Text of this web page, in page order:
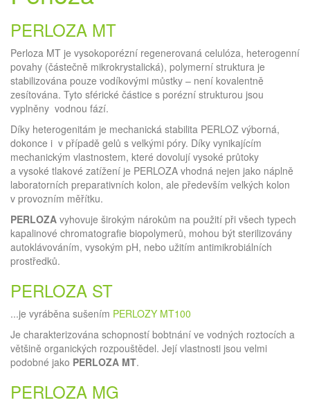
PERLOZA MT
Perloza MT je vysokoporézní regenerovaná celulóza, heterogenní
povahy (částečně mikrokrystalická), polymerní struktura je
stabilizována pouze vodíkovými můstky – není kovalentně
zesítována. Tyto sférické částice s porézní strukturou jsou
vyplněny vodnou fází.
Díky heterogenitám je mechanická stabilita PERLOZ výborná,
dokonce i v případě gelů s velkými póry. Díky vynikajícím
mechanickým vlastnostem, které dovolují vysoké průtoky
a vysoké tlakové zatížení je PERLOZA vhodná nejen jako náplně
laboratorních preparativních kolon, ale především velkých kolon
v provozním měřítku.
PERLOZA vyhovuje širokým nárokům na použití při všech typech
kapalinové chromatografie biopolymerů, mohou být sterilizovány
autoklávováním, vysokým pH, nebo užitím antimikrobiálních
prostředků.
PERLOZA ST
...je vyráběna sušením PERLOZY MT100
Je charakterizována schopností bobtnání ve vodných roztocích a
většině organických rozpouštědel. Její vlastnosti jsou velmi
podobné jako PERLOZA MT.
PERLOZA MG